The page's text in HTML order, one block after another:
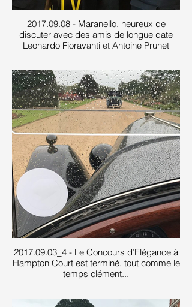
2017.09.08 - Maranello, heureux de
discuter avec des amis de longue date
Leonardo Fioravanti et Antoine Prunet
2017.09.03_4 - Le Concours d’Elégance à
Hampton Court est terminé, tout comme le
temps clément...